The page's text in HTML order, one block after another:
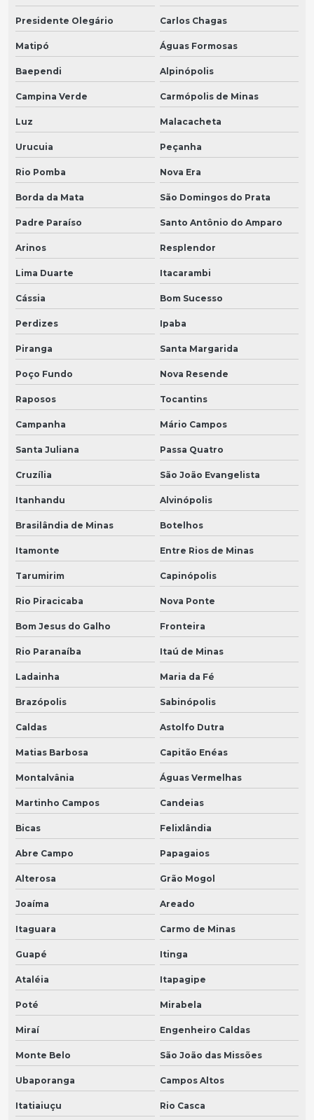
Presidente Olegário Carlos Chagas
Matipó Águas Formosas
Baependi Alpinópolis
Campina Verde Carmópolis de Minas
Luz Malacacheta
Urucuia Peçanha
Rio Pomba Nova Era
Borda da Mata São Domingos do Prata
Padre Paraíso Santo Antônio do Amparo
Arinos Resplendor
Lima Duarte Itacarambi
Cássia Bom Sucesso
Perdizes Ipaba
Piranga Santa Margarida
Poço Fundo Nova Resende
Raposos Tocantins
Campanha Mário Campos
Santa Juliana Passa Quatro
Cruzília São João Evangelista
Itanhandu Alvinópolis
Brasilândia de Minas Botelhos
Itamonte Entre Rios de Minas
Tarumirim Capinópolis
Rio Piracicaba Nova Ponte
Bom Jesus do Galho Fronteira
Rio Paranaíba Itaú de Minas
Ladainha Maria da Fé
Brazópolis Sabinópolis
Caldas Astolfo Dutra
Matias Barbosa Capitão Enéas
Montalvânia Águas Vermelhas
Martinho Campos Candeias
Bicas Felixlândia
Abre Campo Papagaios
Alterosa Grão Mogol
Joaíma Areado
Itaguara Carmo de Minas
Guapé Itinga
Ataléia Itapagipe
Poté Mirabela
Miraí Engenheiro Caldas
Monte Belo São João das Missões
Ubaporanga Campos Altos
Itatiaiuçu Rio Casca